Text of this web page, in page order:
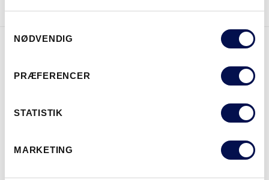
NØDVENDIG
PRÆFERENCER
STATISTIK
MARKETING